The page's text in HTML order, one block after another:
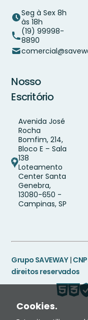
Seg à Sex 8h
às 18h
(19) 99998-
8890
Nosso
Escritório
Avenida José
Rocha
Bomfim, 214,
Bloco E – Sala
138
Loteamento
Center Santa
Genebra,
13080-650 -
Campinas, SP
Grupo SAVEWAY|
direitos reservados
Cookies.